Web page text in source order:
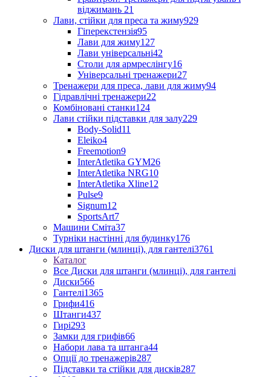
віджимань 21
Лави, стійки для преса та жиму929
Гіперекстензія95
Лави для жиму127
Лави універсальні42
Столи для армреслінгу16
Універсальні тренажери27
Тренажери для преса, лави для жиму94
Гідравлічні тренажери22
Комбіновані станки124
Лави стійки підставки для залу229
Body-Solid11
Eleiko4
Freemotion9
InterAtletika GYM26
InterAtletika NRG10
InterAtletika Xline12
Pulse9
Signum12
SportsArt7
Машини Сміта37
Турніки настінні для будинку176
Диски для штанги (млинці), для гантелі3761
Каталог
Все Диски для штанги (млинці), для гантелі
Диски566
Гантелі1365
Грифи416
Штанги437
Гирі293
Замки для грифів66
Набори лава та штанга44
Опції до тренажерів287
Підставки та стійки для дисків287